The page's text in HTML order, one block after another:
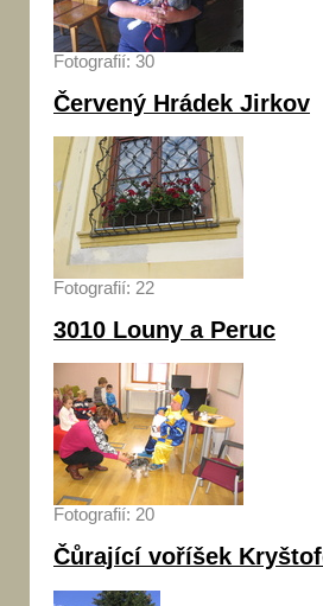
Fotografií: 30
Červený Hrádek Jirkov
Fotografií: 22
3010 Louny a Peruc
Fotografií: 20
Čůrající voříšek